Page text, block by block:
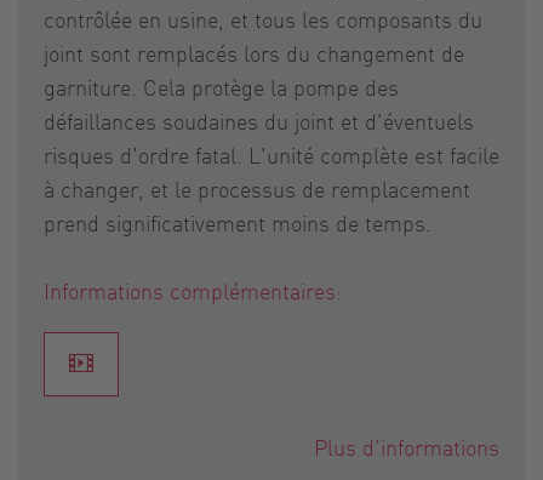
contrôlée en usine, et tous les composants du
joint sont remplacés lors du changement de
garniture. Cela protège la pompe des
défaillances soudaines du joint et d'éventuels
risques d'ordre fatal. L'unité complète est facile
à changer, et le processus de remplacement
prend significativement moins de temps.
Informations complémentaires:
Plus d'informations